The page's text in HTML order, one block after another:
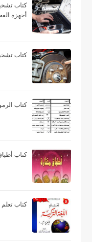
كتاب
أجهزة
كتاب
كتاب
كتاب
كتاب تعلم